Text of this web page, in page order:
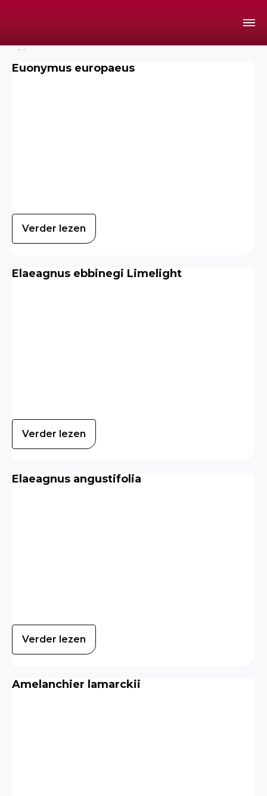
Home
Euonymus europaeus
Verder lezen
Elaeagnus ebbinegi Limelight
Verder lezen
Elaeagnus angustifolia
Verder lezen
Amelanchier lamarckii